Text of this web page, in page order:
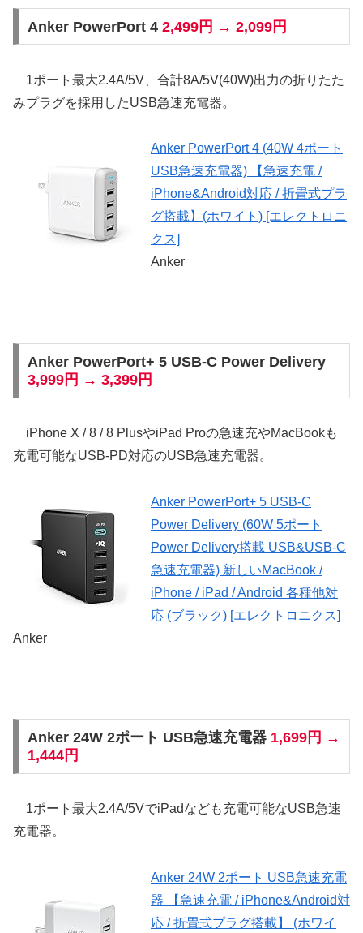
Anker PowerPort 4 2,499円 → 2,099円
1ポート最大2.4A/5V、合計8A/5V(40W)出力の折りたた
みプラグを採用したUSB急速充電器。
Anker PowerPort 4 (40W 4ポート
USB急速充電器) 【急速充電 /
iPhone&Android対応 / 折畳式プラ
グ搭載】(ホワイト) [エレクトロニ
クス]
Anker
Anker PowerPort+ 5 USB-C Power Delivery
3,999円 → 3,399円
iPhone X / 8 / 8 PlusやiPad Proの急速充やMacBookも
充電可能なUSB-PD対応のUSB急速充電器。
Anker PowerPort+ 5 USB-C
Power Delivery (60W 5ポート
Power Delivery搭載 USB&USB-C
急速充電器) 新しいMacBook /
iPhone / iPad / Android 各種他対
応 (ブラック) [エレクトロニクス]
Anker
Anker 24W 2ポート USB急速充電器 1,699円 →
1,444円
1ポート最大2.4A/5VでiPadなども充電可能なUSB急速
充電器。
Anker 24W 2ポート USB急速充電
器 【急速充電 / iPhone&Android対
応 / 折畳式プラグ搭載】 (ホワイ